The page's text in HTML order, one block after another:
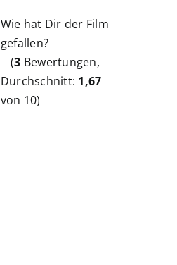
Wie hat Dir der Film
gefallen?
(3 Bewertungen,
Durchschnitt: 1,67
von 10)